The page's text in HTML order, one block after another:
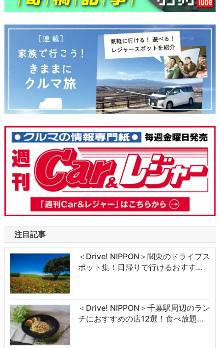
注目記事
＜Drive! NIPPON＞関東のドライブス
ポット集！日帰りで行けるおすす…
＜Drive! NIPPON＞千葉駅周辺のラン
チにおすすめの店12選！食べ放題…